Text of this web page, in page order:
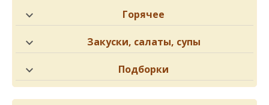
Горячее
Закуски, салаты, супы
Подборки